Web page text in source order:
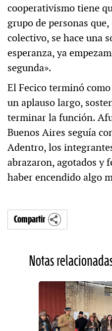
cooperativismo tiene
grupo de personas
colectivo, se hace una
esperanza, ya
segunda».
El Fecico terminó
un aplauso largo,
terminar la función.
Buenos Aires seguía
Adentro, los
abrazaron, agotados y
haber encendido algo
Compartir
Notas